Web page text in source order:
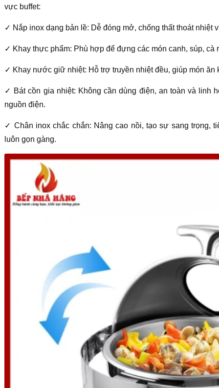
vực buffet:
✓ Nắp inox dạng bản lề: Dễ đóng mở, chống thất thoát nhiệt
✓ Khay thực phẩm: Phù hợp để đựng các món canh, súp, cà
✓ Khay nước giữ nhiệt: Hỗ trợ truyền nhiệt đều, giúp món ăn
✓ Bát cồn gia nhiệt: Không cần dùng điện, an toàn và linh
nguồn điện.
✓ Chân inox chắc chắn: Nâng cao nồi, tạo sự sang trọng,
luôn gọn gàng.